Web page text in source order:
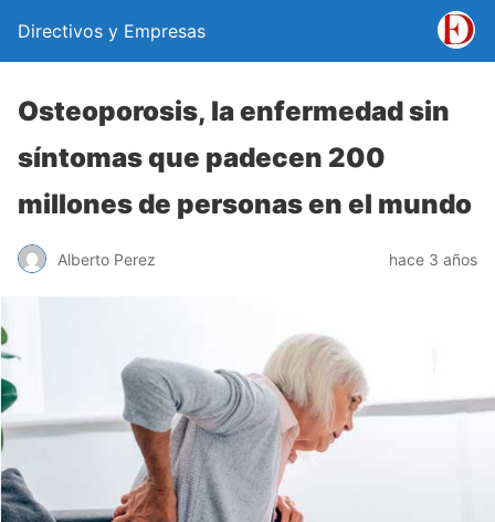
Directivos y Empresas
Osteoporosis, la enfermedad sin
síntomas que padecen 200
millones de personas en el mundo
Alberto Perez hace 3 años